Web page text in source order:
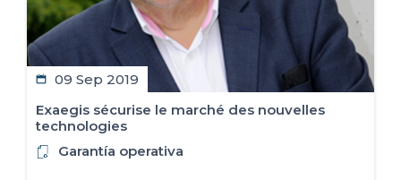
09 Sep 2019
​Exaegis sécurise le marché des nouvelles
technologies
Garantía operativa